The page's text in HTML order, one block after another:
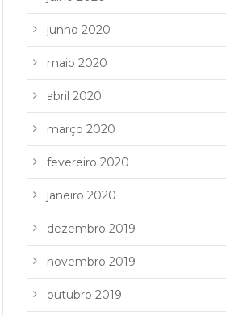
junho 2020
maio 2020
abril 2020
março 2020
fevereiro 2020
janeiro 2020
dezembro 2019
novembro 2019
outubro 2019